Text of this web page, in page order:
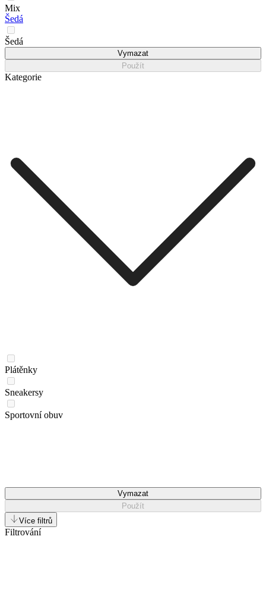
Mix
Šedá
Šedá
Vymazat
Použít
Kategorie
Plátěnky
Sneakersy
Sportovní obuv
Vymazat
Použít
Více filtrů
Filtrování